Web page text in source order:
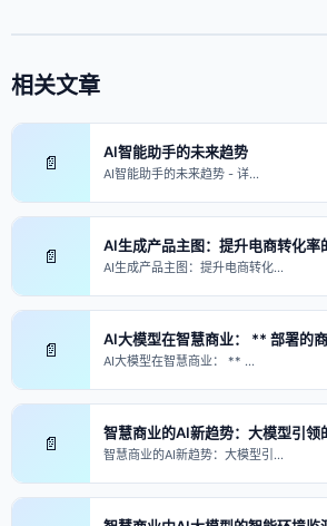
相关文章
📄 AI智能助手的未来趋势
AI智能助手的未来趋势 - 详…
📄 AI生成产品主图：提升电商转化率
AI生成产品主图：提升电商转化…
📄 AI大模型在智慧商业： ** 部署的
AI大模型在智慧商业： ** …
📄 智慧商业的AI新趋势：大模型引领
智慧商业的AI新趋势：大模型引…